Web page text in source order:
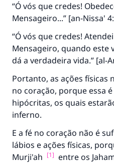
“Ó vós que credes!
Mensageiro...” [an-Nissa'
“Ó vós que credes!
Mensageiro, quando este
dá a verdadeira vida.” [al-
Portanto, as ações físicas
no coração, porque essa
hipócritas, os quais
inferno.
E a fé no coração não é
lábios e ações físicas,
Murji'ah [1] entre os
Ajude-nos a
"Quem quer que
que é bom receberá
que aqueles